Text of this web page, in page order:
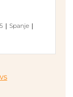
Spanje